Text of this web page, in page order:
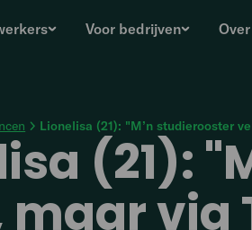
Voor bedrijven
Lionelisa (21): "M’n studierooster
(21):
via